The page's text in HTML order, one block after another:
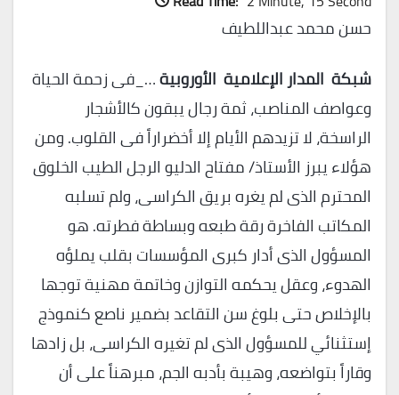
حسن محمد عبداللطيف
شبكة المدار الإعلامية الأوروبية…_فى زحمة الحياة
وعواصف المناصب، ثمة رجال يبقون كالأشجار
الراسخة، لا تزيدهم الأيام إلا أخضراراً فى القلوب. ومن
هؤلاء يبرز الأستاذ/ مفتاح الدليو الرجل الطيب الخلوق
المحترم الذى لم يغره بريق الكراسى، ولم تسلبه
المكاتب الفاخرة رقة طبعه وبساطة فطرته. هو
المسؤول الذى أدار كبرى المؤسسات بقلب يملؤه
الهدوء، وعقل يحكمه التوازن وخاتمة مهنية توجها
بالإخلاص حتى بلوغ سن التقاعد بضمير ناصع كنموذج
إستثنائي للمسؤول الذى لم تغيره الكراسى، بل زادها
وقاراً بتواضعه، وهيبة بأدبه الجم، مبرهناً على أن